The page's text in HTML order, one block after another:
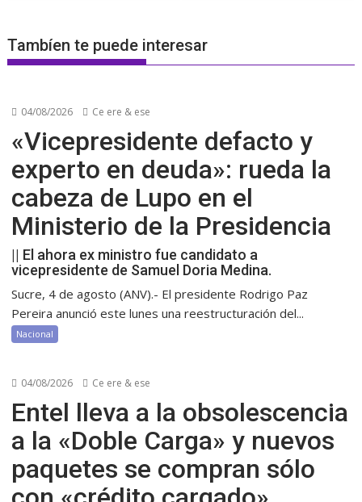
Tambíen te puede interesar
04/08/2026 Ce ere & ese
«Vicepresidente defacto y
experto en deuda»: rueda la
cabeza de Lupo en el
Ministerio de la Presidencia
|| El ahora ex ministro fue candidato a
vicepresidente de Samuel Doria Medina.
Sucre, 4 de agosto (ANV).- El presidente Rodrigo Paz
Pereira anunció este lunes una reestructuración del...
Nacional
04/08/2026 Ce ere & ese
Entel lleva a la obsolescencia
a la «Doble Carga» y nuevos
paquetes se compran sólo